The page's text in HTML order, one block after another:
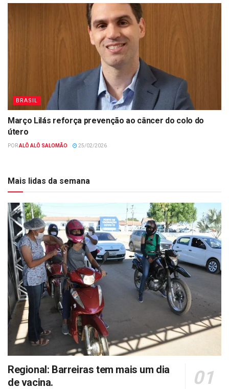
BRASIL
Março Lilás reforça prevenção ao câncer do colo do
útero
PORALÔ ALÔ SALOMÃO 25/02/2026
Mais lidas da semana
Regional: Barreiras tem mais um dia
de vacina.